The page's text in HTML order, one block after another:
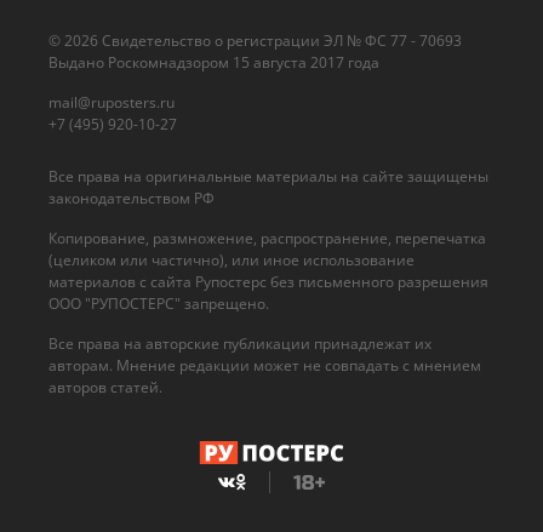
Все права на оригинальные материалы на сайте защищены
законодательством РФ
Копирование, размножение, распространение, перепечатка
(целиком или частично), или иное использование
материалов с сайта Рупостерс без письменного разрешения
ООО "РУПОСТЕРС" запрещено.
Все права на авторские публикации принадлежат их
авторам. Мнение редакции может не совпадать с мнением
авторов статей.
© 2026 Cвидетельство о регистрации ЭЛ № ФС 77 - 70693
Выдано Роскомнадзором 15 августа 2017 года
mail@ruposters.ru
+7 (495) 920-10-27